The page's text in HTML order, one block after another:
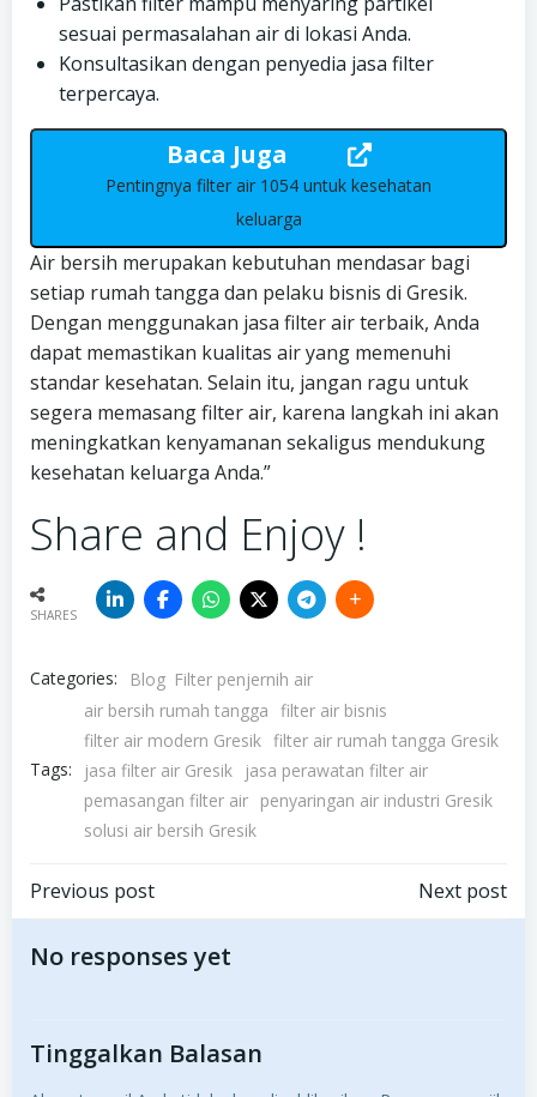
sesuai permasalahan air di lokasi Anda.
Konsultasikan dengan penyedia jasa filter
terpercaya.
Baca Juga
Pentingnya filter air 1054 untuk kesehatan
keluarga
Air bersih merupakan kebutuhan mendasar bagi
setiap rumah tangga dan pelaku bisnis di Gresik.
Dengan menggunakan jasa filter air terbaik, Anda
dapat memastikan kualitas air yang memenuhi
standar kesehatan. Selain itu, jangan ragu untuk
segera memasang filter air, karena langkah ini akan
meningkatkan kenyamanan sekaligus mendukung
kesehatan keluarga Anda.”
Share and Enjoy !
SHARES
Categories: Blog Filter penjernih air
Tags:
air bersih rumah tangga filter air bisnis
filter air modern Gresik filter air rumah tangga Gresik
jasa filter air Gresik
jasa perawatan filter air
pemasangan filter air penyaringan air industri Gresik
solusi air bersih Gresik
Post
navigation
Previous post
Post
Next post
No responses yet
Tinggalkan Balasan